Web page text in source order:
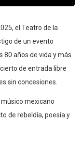
el Teatro de la
de un evento
80 años de vida y más
de entrada libre
sin concesiones.
músico mexicano
de rebeldía, poesía y